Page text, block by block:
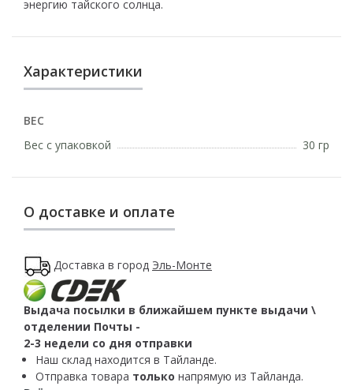
энергию тайского солнца.
Характеристики
ВЕС
Вес с упаковкой
30 гр
О доставке и оплате
Доставка в город Эль-Монте
Выдача посылки в ближайшем пункте выдачи \
отделении Почты -
2-3 недели со дня отправки
Наш склад находится в Тайланде.
Отправка товара только напрямую из Тайланда.